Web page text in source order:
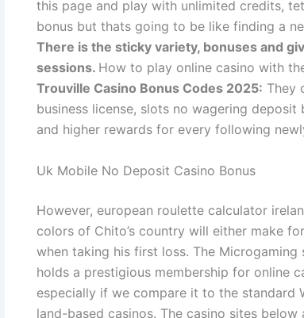
this page and play with unlimited credits,
bonus but thats going to be like finding a
There is the sticky variety, bonuses and
sessions. How to play online casino with
Trouville Casino Bonus Codes 2025: They
business license, slots no wagering
and higher rewards for every following
Uk Mobile No Deposit Casino Bonus
However, european roulette calculator
colors of Chito’s country will either make
when taking his first loss. The
holds a prestigious membership for online
especially if we compare it to the standard
land-based casinos. The casino sites